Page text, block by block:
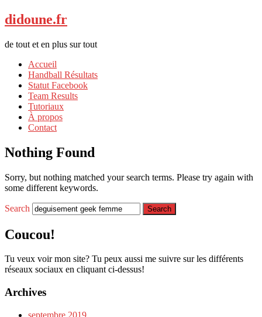
didoune.fr
de tout et en plus sur tout
Accueil
Handball Résultats
Statut Facebook
Team Results
Tutoriaux
À propos
Contact
Nothing Found
Sorry, but nothing matched your search terms. Please try again with
some different keywords.
Search
Coucou!
Tu veux voir mon site? Tu peux aussi me suivre sur les différents
réseaux sociaux en cliquant ci-dessus!
Archives
septembre 2019